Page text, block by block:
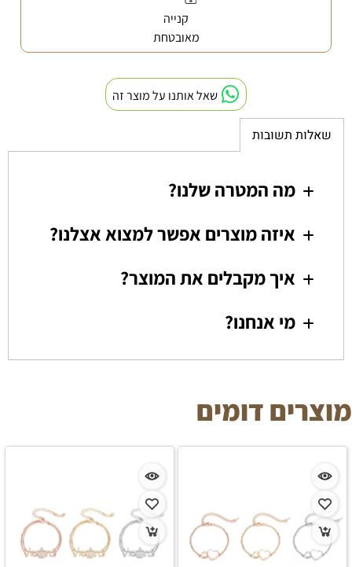
קנייה
מאובטחת
שאל אותנו על מוצר זה
שאלות תשובות
מה המטרה שלנו?
איזה מוצרים אפשר למצוא אצלנו?
איך מקבלים את המוצר?
מי אנחנו?
מוצרים דומים